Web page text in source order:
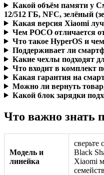
Какой объём памяти у
12/512 ГБ, NFC, зелёный
Какая версия Xiaomi
Чем POCO отличается
Что такое HyperOS и
Поддерживает ли
Какие чехлы подходят
Что входит в комплект
Какая гарантия на
Можно ли вернуть
Какой блок зарядки
Что важно знать
Модель и
линейка
сверьте
Black
Xiaomi